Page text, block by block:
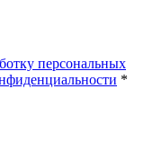
персональных
*